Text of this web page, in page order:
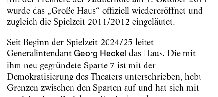
wurde das „Große Haus“ offiziell wiedereröffnet und
zugleich die Spielzeit 2011/2012 eingeläutet.
Seit Beginn der Spielzeit 2024/25 leitet
Generalintendant Georg Heckel das Haus. Die mit
ihm neu gegründete Sparte 7 ist mit der
Demokratisierung des Theaters unterschrieben, hebt
Grenzen zwischen den Sparten auf und hat sich mit